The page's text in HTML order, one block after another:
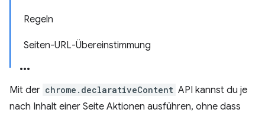
Regeln
Seiten-URL-Übereinstimmung
Mit der chrome.declarativeContent API kannst du je
nach Inhalt einer Seite Aktionen ausführen, ohne dass